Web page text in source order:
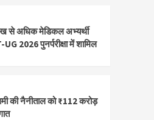
से अधिक मेडिकल अभ्यर्थी
2026 पुनर्परीक्षा में शामिल
की नैनीताल को ₹112 करोड़